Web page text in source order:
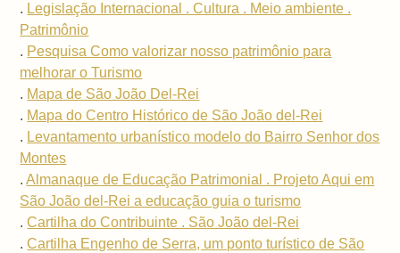
. Legislação Internacional . Cultura . Meio ambiente .
Patrimônio
. Pesquisa Como valorizar nosso patrimônio para
melhorar o Turismo
. Mapa de São João Del-Rei
. Mapa do Centro Histórico de São João del-Rei
. Levantamento urbanístico modelo do Bairro Senhor dos
Montes
.Almanaque de Educação Patrimonial . Projeto Aqui em
São João del-Rei a educação guia o turismo
.Cartilha do Contribuinte . São João del-Rei
.Cartilha Engenho de Serra, um ponto turístico de São